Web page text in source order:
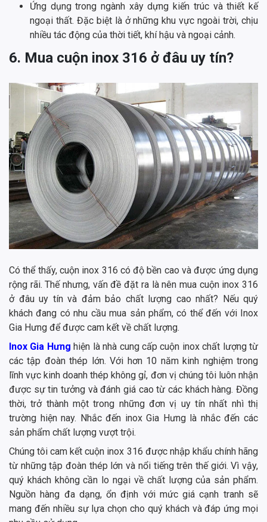
Ứng dụng trong ngành xây dựng kiến trúc và thiết kế
ngoại thất. Đặc biệt là ở những khu vực ngoài trời, chịu
nhiều tác động của thời tiết, khí hậu và ngoại cảnh.
6. Mua cuộn inox 316 ở đâu uy tín?
Có thể thấy, cuộn inox 316 có độ bền cao và được ứng dụng
rộng rãi. Thế nhưng, vấn đề đặt ra là nên mua cuộn inox 316
ở đâu uy tín và đảm bảo chất lượng cao nhất? Nếu quý
khách đang có nhu cầu mua sản phẩm, có thể đến với Inox
Gia Hưng để được cam kết về chất lượng.
Inox Gia Hưng hiện là nhà cung cấp cuộn inox chất lượng từ
các tập đoàn thép lớn. Với hơn 10 năm kinh nghiệm trong
lĩnh vực kinh doanh thép không gỉ, đơn vị chúng tôi luôn nhận
được sự tin tưởng và đánh giá cao từ các khách hàng. Đồng
thời, trở thành một trong những đơn vị uy tín nhất nhì thị
trường hiện nay. Nhắc đến inox Gia Hưng là nhắc đến các
sản phẩm chất lượng vượt trội.
Chúng tôi cam kết cuộn inox 316 được nhập khẩu chính hãng
từ những tập đoàn thép lớn và nổi tiếng trên thế giới. Vì vậy,
quý khách không cần lo ngại về chất lượng của sản phẩm.
Nguồn hàng đa dạng, ổn định với mức giá cạnh tranh sẽ
mang đến nhiều sự lựa chọn cho quý khách và đáp ứng mọi